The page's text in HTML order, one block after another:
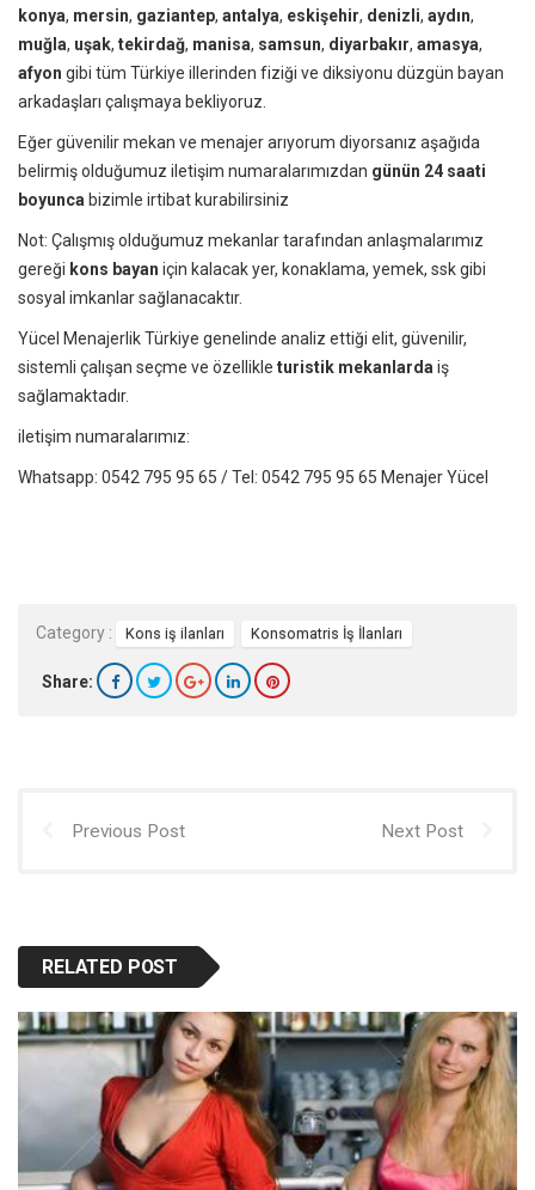
konya, mersin, gaziantep, antalya, eskişehir, denizli, aydın,
muğla, uşak, tekirdağ, manisa, samsun, diyarbakır, amasya,
afyon gibi tüm Türkiye illerinden fiziği ve diksiyonu düzgün bayan
arkadaşları çalışmaya bekliyoruz.
Eğer güvenilir mekan ve menajerarıyorum diyorsanız aşağıda
belirmiş olduğumuz iletişim numaralarımızdan günün 24 saati
boyunca bizimle irtibat kurabilirsiniz
Not: Çalışmış olduğumuz mekanlar tarafından anlaşmalarımız
gereği kons bayan için kalacak yer, konaklama, yemek, ssk gibi
sosyal imkanlar sağlanacaktır.
Yücel Menajerlik Türkiye genelinde analiz ettiği elit, güvenilir,
sistemli çalışan seçme ve özellikle turistik mekanlarda iş
sağlamaktadır.
iletişim numaralarımız:
Whatsapp: 0542 795 95 65 / Tel: 0542 795 95 65 Menajer Yücel
Category : Kons iş ilanları Konsomatris İş İlanları
Share:
Previous Post Next Post
RELATED POST